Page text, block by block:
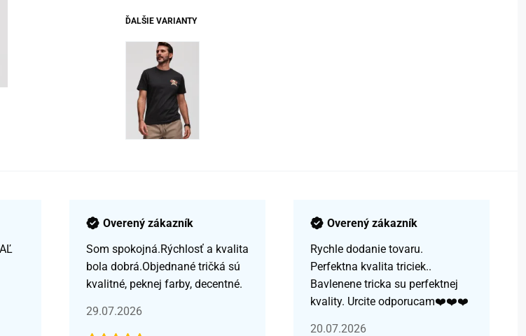
ĎALŠIE VARIANTY
Overený zákazník
Som spokojná.Rýchlosť a kvalita
bola dobrá.Objednané tričká sú
kvalitné, peknej farby, decentné.
29.07.2026
Overený zákazník
Rychle dodanie tovaru.
Perfektna kvalita triciek..
Bavlenene tricka su perfektnej
kvality. Urcite odporucam❤️❤️❤️
20.07.2026